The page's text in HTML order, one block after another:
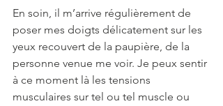
En soin, il m’arrive régulièrement de
poser mes doigts délicatement sur les
yeux recouvert de la paupière, de la
personne venue me voir. Je peux sentir
à ce moment là les tensions
musculaires sur tel ou tel muscle ou